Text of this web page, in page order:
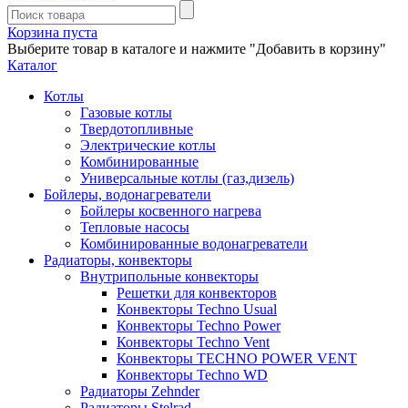
Корзина пуста
Выберите товар в каталоге и нажмите "Добавить в корзину"
Каталог
Котлы
Газовые котлы
Твердотопливные
Электрические котлы
Комбинированные
Универсальные котлы (газ,дизель)
Бойлеры, водонагреватели
Бойлеры косвенного нагрева
Тепловые насосы
Комбинированные водонагреватели
Радиаторы, конвекторы
Внутрипольные конвекторы
Решетки для конвекторов
Конвекторы Techno Usual
Конвекторы Techno Power
Конвекторы Techno Vent
Конвекторы TECHNO POWER VENT
Конвекторы Techno WD
Радиаторы Zehnder